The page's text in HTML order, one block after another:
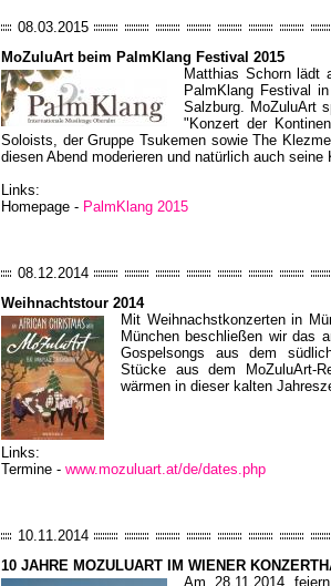
08.03.2015
MoZuluArt beim PalmKlang Festival 2015
Matthias Schorn lädt
PalmKlang Festival
Salzburg. MoZuluArt
"Konzert der
Soloists, der Gruppe Tsukemen sowie The
diesen Abend moderieren und natürlich auch
Links:
Homepage - PalmKlang 2015
08.12.2014
Weihnachtstour 2014
Mit Weihnachstkonzerten in
München beschließen wir das
Gospelsongs aus dem
Stücke aus dem MoZuluArt-
wärmen in dieser kalten
Links:
Termine - www.mozuluart.at/de/dates.php
10.11.2014
10 JAHRE MOZULUART IM WIENER
Am 28.11.2014